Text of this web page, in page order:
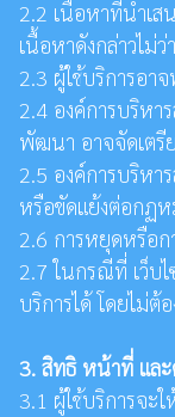
2.2 เนื้อหาที่นำเส
เนื้อหาดังกล่าวไม่
2.3 ผู้ใช้บริการอา
2.4 องค์การบริหา
พัฒนา อาจจัดเตรี
2.5 องค์การบริหา
หรือขัดแย้งต่อกฏห
2.6 การหยุดหรือก
2.7 ในกรณีที่ เว็บ
บริการได้ โดยไม่ต้
3. สิทธิ หน้าที่ และ
3.1 ผู้ใช้บริการจะ